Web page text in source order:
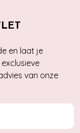
en laat je
van onze